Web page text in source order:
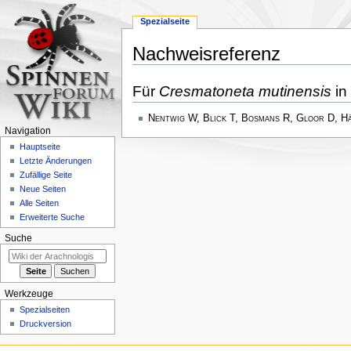
Nachweisreferenz
Navigation
springen
Suche
springen
Für Cresmatoneta mutinensis in
Nentwig W, Blick T, Bosmans R, Gloor D,
Spezialseite
Navigation
Hauptseite
Letzte Änderungen
Zufällige Seite
Neue Seiten
Alle Seiten
Erweiterte Suche
Suche
Werkzeuge
Spezialseiten
Druckversion